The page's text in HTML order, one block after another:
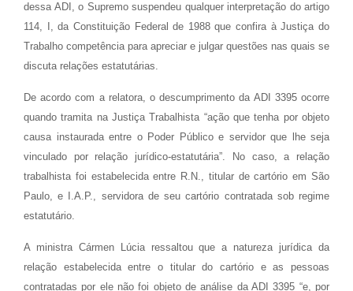
dessa ADI, o Supremo suspendeu qualquer interpretação do artigo
114, I, da Constituição Federal de 1988 que confira à Justiça do
Trabalho competência para apreciar e julgar questões nas quais se
discuta relações estatutárias.
De acordo com a relatora, o descumprimento da ADI 3395 ocorre
quando tramita na Justiça Trabalhista “ação que tenha por objeto
causa instaurada entre o Poder Público e servidor que lhe seja
vinculado por relação jurídico-estatutária”. No caso, a relação
trabalhista foi estabelecida entre R.N., titular de cartório em São
Paulo, e I.A.P., servidora de seu cartório contratada sob regime
estatutário.
A ministra Cármen Lúcia ressaltou que a natureza jurídica da
relação estabelecida entre o titular do cartório e as pessoas
contratadas por ele não foi objeto de análise da ADI 3395 “e, por